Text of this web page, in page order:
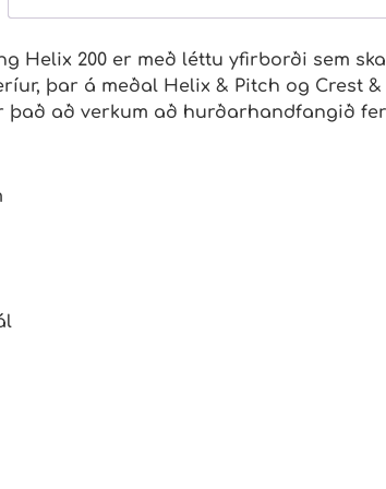
Helix 200 er með léttu yfirborði sem
þar á meðal Helix & Pitch og
það að verkum að hurðarhandfangið